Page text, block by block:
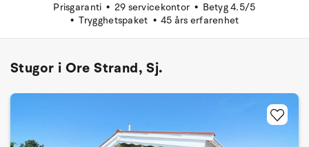
Prisgaranti 29 servicekontor
Betyg 4.5/5
Trygghetspaket
45 års erfarenhet
Stugor i Ore Strand, Sj.